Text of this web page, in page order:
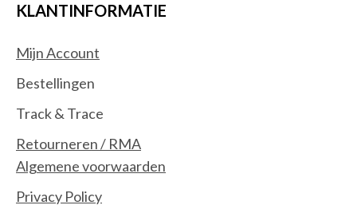
KLANTINFORMATIE
Mijn Account
Bestellingen
Track & Trace
Retourneren / RMA
Algemene voorwaarden
Privacy Policy